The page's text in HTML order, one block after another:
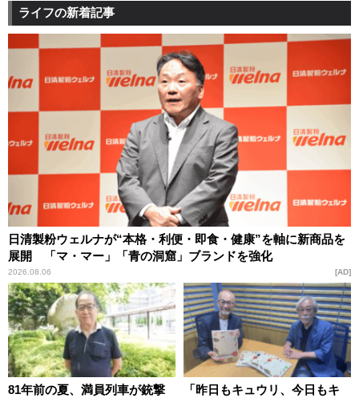
ライフの新着記事
日清製粉ウェルナが“本格・利便・即食・健康”を軸に新商品を
展開 「マ・マー」「青の洞窟」ブランドを強化
2026.08.06 AD
81年前の夏、満員列車が銃撃
「昨日もキュウリ、今日もキ